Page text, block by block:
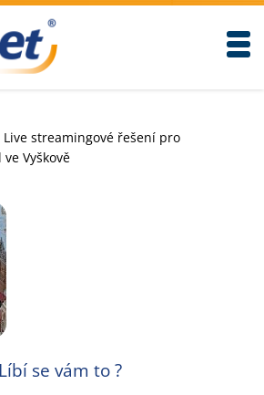
Live streamingové řešení pro
Vyškově
Líbí se vám to ?